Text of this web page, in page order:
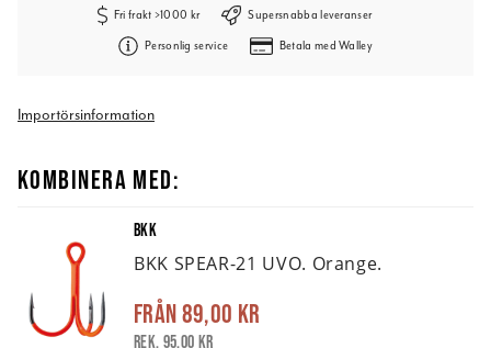
Fri frakt >1000 kr Supersnabba leveranser
Personlig service Betala med Walley
Importörsinformation
KOMBINERA MED:
BKK
BKK SPEAR-21 UVO. Orange.
Från89,00 kr
Rek. 95,00 kr